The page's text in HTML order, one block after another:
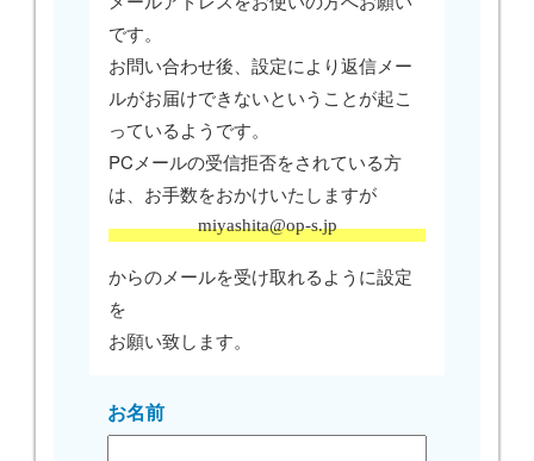
です。
お問い合わせ後、設定により返信メー
ルがお届けできないということが起こ
っているようです。
PCメールの受信拒否をされている方
は、お手数をおかけいたしますが
miyashita@op-s.jp
からのメールを受け取れるように設定
を
お願い致します。
お名前